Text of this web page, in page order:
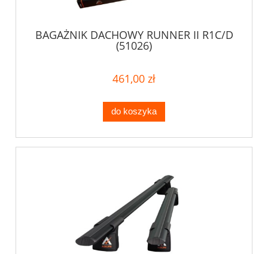
BAGAŻNIK DACHOWY RUNNER II R1C/D
(51026)
461,00 zł
do koszyka